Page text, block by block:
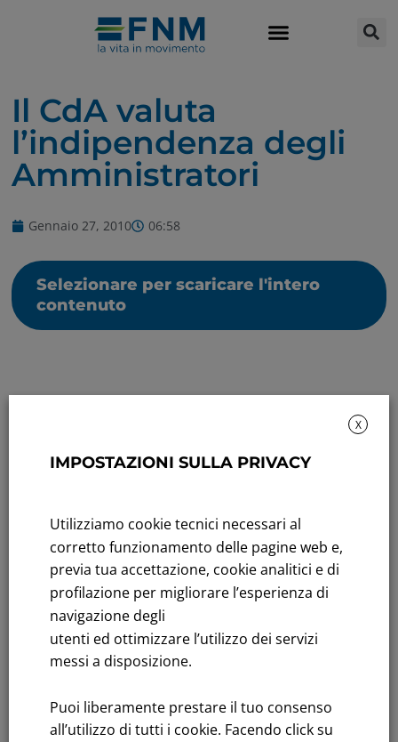
Il CdA valuta
l’indipendenza degli
Amministratori
Gennaio 27, 2010 06:58
Selezionare per scaricare l'intero
contenuto
Rendicontazione di sostenibilità
Bandi di gara: Ultimi bandi
FNM S.p.A.
Sede in Milano, Piazzale Cadorna, 14
fnm@legalmail.it
Capitale sociale € 230.000.000,00 interamente versato
C.F.e P.IVA 00776140154
C.C.I.AA. Milano – REA 28331
X
IMPOSTAZIONI SULLA PRIVACY
Utilizziamo cookie tecnici necessari al
corretto funzionamento delle pagine web e,
previa tua accettazione, cookie analitici e di
profilazione per migliorare l’esperienza di
navigazione degli
utenti ed ottimizzare l’utilizzo dei servizi
messi a disposizione.
Puoi liberamente prestare il tuo consenso
all’utilizzo di tutti i cookie. Facendo click su